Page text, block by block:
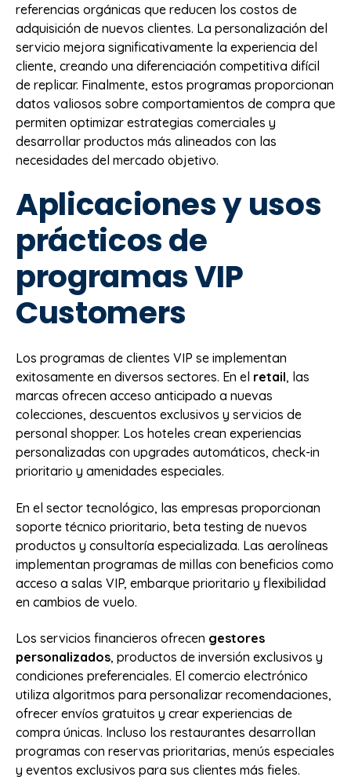
referencias orgánicas que reducen los costos de
adquisición de nuevos clientes. La personalización del
servicio mejora significativamente la experiencia del
cliente, creando una diferenciación competitiva difícil
de replicar. Finalmente, estos programas proporcionan
datos valiosos sobre comportamientos de compra que
permiten optimizar estrategias comerciales y
desarrollar productos más alineados con las
necesidades del mercado objetivo.
Aplicaciones y usos
prácticos de
programas VIP
Customers
Los programas de clientes VIP se implementan
exitosamente en diversos sectores. En el retail, las
marcas ofrecen acceso anticipado a nuevas
colecciones, descuentos exclusivos y servicios de
personal shopper. Los hoteles crean experiencias
personalizadas con upgrades automáticos, check-in
prioritario y amenidades especiales.
En el sector tecnológico, las empresas proporcionan
soporte técnico prioritario, beta testing de nuevos
productos y consultoría especializada. Las aerolíneas
implementan programas de millas con beneficios como
acceso a salas VIP, embarque prioritario y flexibilidad
en cambios de vuelo.
Los servicios financieros ofrecen gestores
personalizados, productos de inversión exclusivos y
condiciones preferenciales. El comercio electrónico
utiliza algoritmos para personalizar recomendaciones,
ofrecer envíos gratuitos y crear experiencias de
compra únicas. Incluso los restaurantes desarrollan
programas con reservas prioritarias, menús especiales
y eventos exclusivos para sus clientes más fieles.